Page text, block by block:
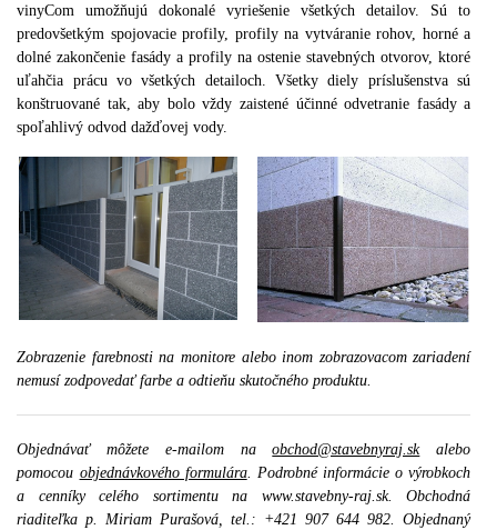
vinyCom umožňujú dokonalé vyriešenie všetkých detailov.
Sú to
predovšetkým spojovacie profily, profily na vytváranie rohov, horné a
dolné zakončenie fasády a profily na ostenie stavebných otvorov, ktoré
uľahčia prácu vo všetkých detailoch.
Všetky diely príslušenstva sú
konštruované tak, aby bolo vždy zaistené účinné odvetranie fasády a
spoľahlivý odvod dažďovej vody.
Zobrazenie farebnosti na monitore alebo inom zobrazovacom zariadení
nemusí zodpovedať farbe a odtieňu skutočného produktu.
Objednávať môžete e-mailom naobchod@stavebnyraj.skalebo
pomocou objednávkového formulára. Podrobné informácie o výrobkoch
a cenníky celého sortimentu na www.stavebny-raj.sk. Obchodná
riaditeľka p. Miriam Purašová, tel.: +421 907 644 982. Objednaný